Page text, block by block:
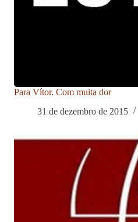
Para Vítor. Com muita dor
31 de dezembro de 2015